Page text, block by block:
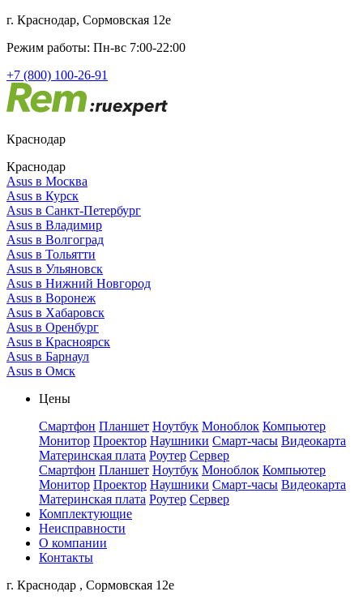
г. Краснодар, Сормовская 12е
Режим работы: Пн-вс 7:00-22:00
+7 (800) 100-26-91
Краснодар
Краснодар
Asus в Москва
Asus в Курск
Asus в Санкт-Петербург
Asus в Владимир
Asus в Волгоград
Asus в Тольятти
Asus в Ульяновск
Asus в Нижний Новгород
Asus в Воронеж
Asus в Хабаровск
Asus в Оренбург
Asus в Красноярск
Asus в Барнаул
Asus в Омск
Цены
Смартфон Планшет Ноутбук Моноблок Компьютер
Монитор Проектор Наушники Смарт-часы Видеокарта
Материнская плата Роутер Сервер
Смартфон Планшет Ноутбук Моноблок Компьютер
Монитор Проектор Наушники Смарт-часы Видеокарта
Материнская плата Роутер Сервер
Комплектующие
Неисправности
О компании
Контакты
г. Краснодар , Сормовская 12е